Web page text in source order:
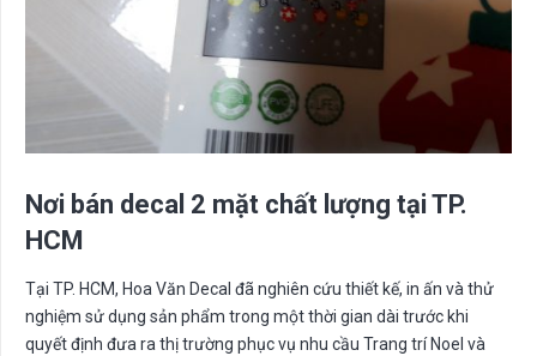
Nơi bán decal 2 mặt chất lượng tại TP.
HCM
Tại TP. HCM, Hoa Văn Decal đã nghiên cứu thiết kế, in ấn và thử
nghiệm sử dụng sản phẩm trong một thời gian dài trước khi
quyết định đưa ra thị trường phục vụ nhu cầu Trang trí Noel và